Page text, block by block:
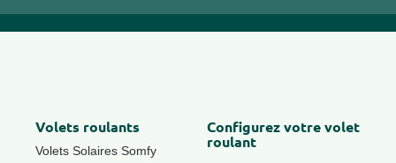
Volets roulants
Volets Solaires Somfy
Configurez votre volet
roulant